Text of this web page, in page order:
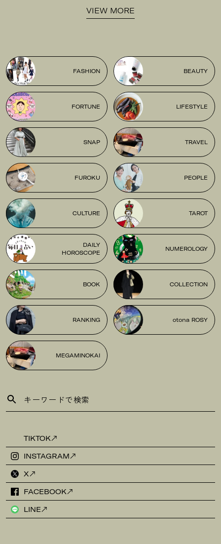
VIEW MORE
FASHION BEAUTY
FORTUNE LIFESTYLE
SNAP TRAVEL
FUROKU PEOPLE
CULTURE TAROT
DAILY
HOROSCOPE
NUMEROLOGY
BOOK COLLECTION
RANKING otona ROSY
MEGAMINOKAI
TIKTOK
INSTAGRAM
X
FACEBOOK
LINE